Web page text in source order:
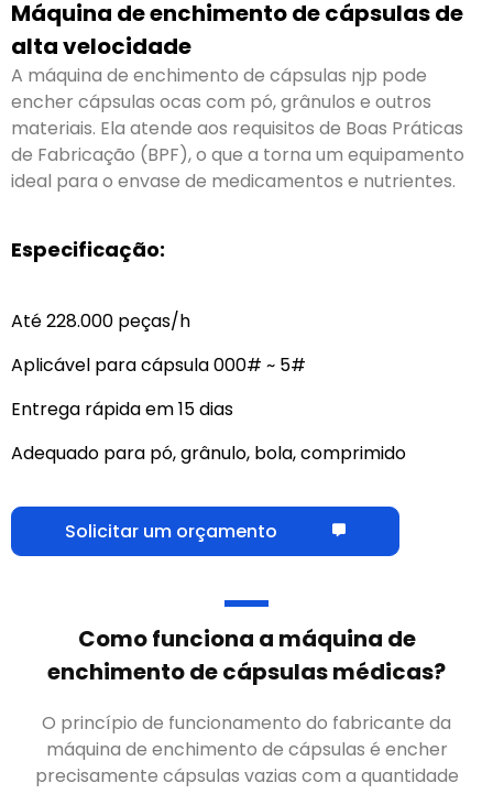
Máquina de enchimento de cápsulas de
alta velocidade
A máquina de enchimento de cápsulas njp pode
encher cápsulas ocas com pó, grânulos e outros
materiais. Ela atende aos requisitos de Boas Práticas
de Fabricação (BPF), o que a torna um equipamento
ideal para o envase de medicamentos e nutrientes.
Especificação:
Até 228.000 peças/h
Aplicável para cápsula 000# ~ 5#
Entrega rápida em 15 dias
Adequado para pó, grânulo, bola, comprimido
Solicitar um orçamento
Como funciona a máquina de
enchimento de cápsulas médicas?
O princípio de funcionamento do fabricante da
máquina de enchimento de cápsulas é encher
precisamente cápsulas vazias com a quantidade